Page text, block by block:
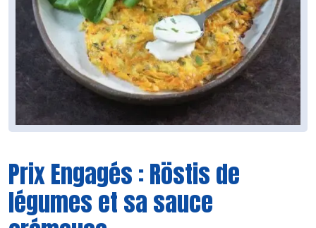
Prix Engagés : Röstis de
légumes et sa sauce